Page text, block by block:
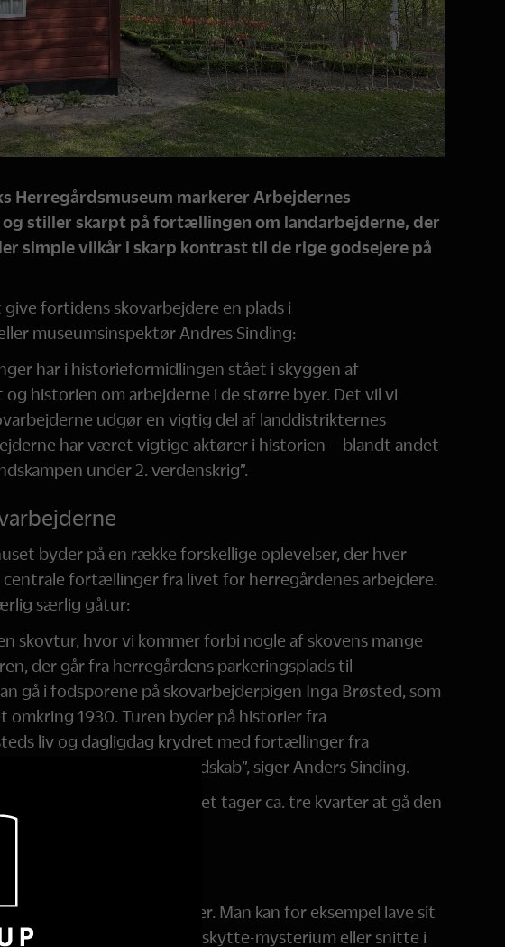
Herregårdsmuseum markerer Arbejdernes
stiller skarpt på fortællingen om landarbejderne, der
simple vilkår i skarp kontrast til de rige godsejere på
fortidens skovarbejdere en plads i
museumsinspektør Andres Sinding:
har i historieformidlingen stået i skyggen af
historien om arbejderne i de større byer. Det vil vi
udgør en vigtig del af landdistrikternes
har været vigtige aktører i historien – blandt andet
under 2. verdenskrig”.
byder på en række forskellige oplevelser, der hver
centrale fortællinger fra livet for herregårdenes arbejdere.
særlig gåtur:
skovtur, hvor vi kommer forbi nogle af skovens mange
der går fra herregårdens parkeringsplads til
gå i fodsporene på skovarbejderpigen Inga Brøsted, som
omkring 1930. Turen byder på historier fra
liv og dagligdag krydret med fortællinger fra
det kulturhistoriske landskab”, siger Anders Sinding.
parkeringsplads. Det tager ca. tre kvarter at gå den
forskellige aktiviteter. Man kan for eksempel lave sit
verdenskrig, løse et krybskytte-mysterium eller snitte i